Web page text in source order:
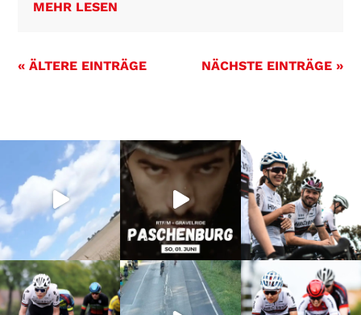
MEHR LESEN
« ÄLTERE EINTRÄGE NÄCHSTE EINTRÄGE »